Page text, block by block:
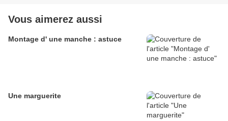
Vous aimerez aussi
Montage d' une manche : astuce
Une marguerite